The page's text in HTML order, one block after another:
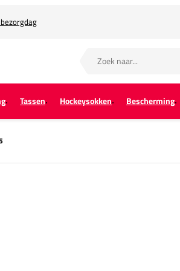
Tassen Hockeysokken Bescherming